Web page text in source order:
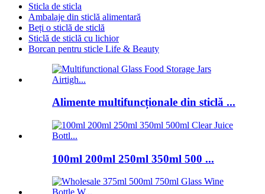
Sticla de sticla
Ambalaje din sticlă alimentară
Beți o sticlă de sticlă
Sticlă de sticlă cu lichior
Borcan pentru sticle Life & Beauty
Alimente multifuncționale din sticlă ...
100ml 200ml 250ml 350ml 500 ...